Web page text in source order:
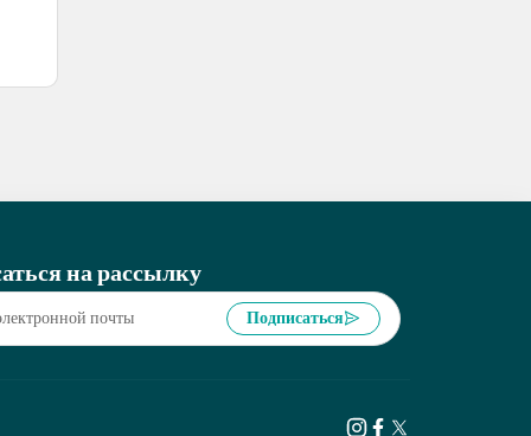
на рассылку
Подписаться